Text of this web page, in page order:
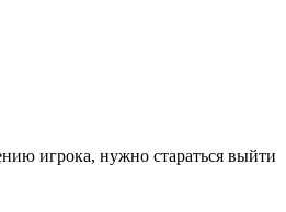
игрока, нужно стараться выйти